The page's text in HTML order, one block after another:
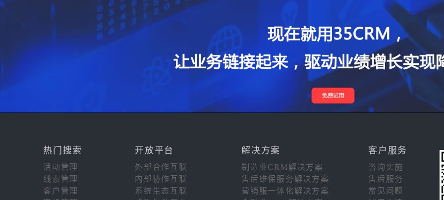
热门搜索 开放平台
活动管理
外部合作互联
线索管理
内部协作互联
客户管理
系统生态互联
解决方案 客户服务
制造业CRM解决方案
咨询实施
售后维保服务解决方案
售后服务
营销服一体化解决方案
常见问题